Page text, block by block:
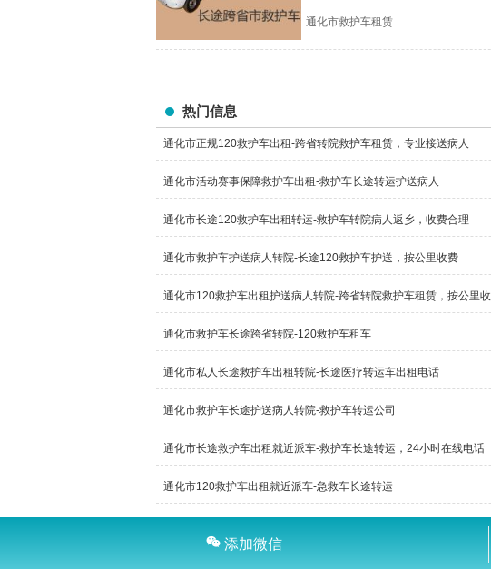
通化市救护车租赁
热门信息
通化市正规120救护车出租-跨省转院救护车租赁，专业接送病人
通化市活动赛事保障救护车出租-救护车长途转运护送病人
通化市长途120救护车出租转运-救护车转院病人返乡，收费合理
通化市救护车护送病人转院-长途120救护车护送，按公里收费
通化市120救护车出租护送病人转院-跨省转院救护车租赁，按公里
通化市救护车长途跨省转院-120救护车租车
通化市私人长途救护车出租转院-长途医疗转运车出租电话
通化市救护车长途护送病人转院-救护车转运公司
通化市长途救护车出租就近派车-救护车长途转运，24小时在线电话
通化市120救护车出租就近派车-急救车长途转运
添加微信